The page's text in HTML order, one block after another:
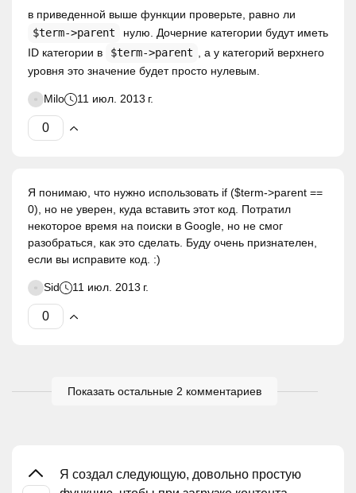
в приведенной выше функции проверьте, равно ли
$term->parent
нулю. Дочерние категории будут иметь
ID категории в
$term->parent
, а у категорий верхнего
уровня это значение будет просто нулевым.
Milo 11 июл. 2013 г.
Я понимаю, что нужно использовать if ($term->parent ==
0), но не уверен, куда вставить этот код. Потратил
некоторое время на поиски в Google, но не смог
разобраться, как это сделать. Буду очень признателен,
если вы исправите код. :)
Sid 11 июл. 2013 г.
Показать остальные 2 комментариев
Я создал следующую, довольно простую